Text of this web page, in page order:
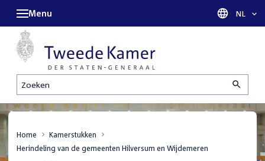
Zoeken
Menu Taal
NL
Home
Kamerstukken
Herindeling van de gemeenten Hilversum en Wijdemeren